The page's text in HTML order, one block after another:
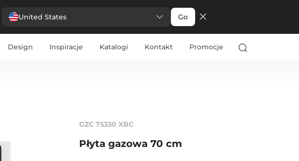
United States Go
Design Inspiracje Katalogi Kontakt Promocje
GZC 75330 XBC
Płyta gazowa 70 cm